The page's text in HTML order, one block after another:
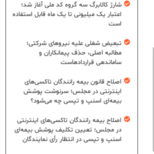
شارژ کالابرگ سه گروه کد ملی آغاز شد؛
اعتبار یک میلیونی تا یک ماه قابل استفاده
است
تبعیض شغلی علیه نیروهای شرکتی؛
مطالبه اصلی، حذف پیمانکاران و
ساماندهی قراردادهاست
اصلاح قانون بیمه رانندگان تاکسی‌های
اینترنتی در مجلس؛ سرنوشت پوشش
بیمه‌ای اسنپ و تپسی چه می‌شود؟
اصلاح بیمه رانندگان تاکسی‌های اینترنتی
در مجلس؛ تعیین تکلیف پوشش بیمه‌ای
اسنپ و تپسی در انتظار رأی نمایندگان